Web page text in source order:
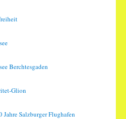
Berchtesgaden
Glion
Jahre Salzburger Flughafen